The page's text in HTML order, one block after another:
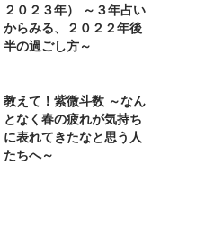
２０２３年） ～３年占い
からみる、２０２２年後
半の過ごし方～
教えて！紫微斗数 ～なん
となく春の疲れが気持ち
に表れてきたなと思う人
たちへ～